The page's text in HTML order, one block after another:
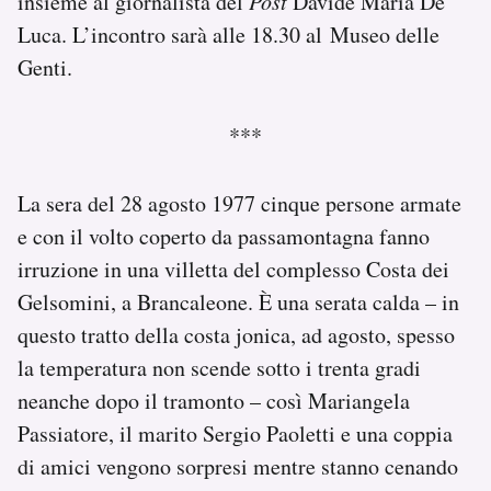
Luca. L’incontro sarà alle 18.30 al Museo delle
Genti.
***
La sera del 28 agosto 1977 cinque persone armate
e con il volto coperto da passamontagna fanno
irruzione in una villetta del complesso Costa dei
Gelsomini, a Brancaleone. È una serata calda – in
questo tratto della costa jonica, ad agosto, spesso
la temperatura non scende sotto i trenta gradi
neanche dopo il tramonto – così Mariangela
Passiatore, il marito Sergio Paoletti e una coppia
di amici vengono sorpresi mentre stanno cenando